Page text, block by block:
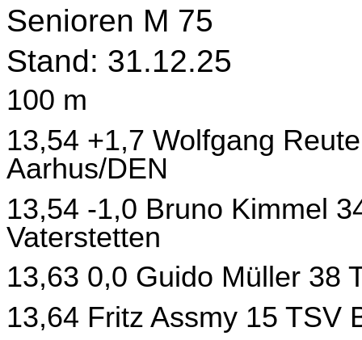
Senioren M 75
Stand: 31.12.25
100 m
13,54 +1,7 Wolfgang
Aarhus/DEN
13,54 -1,0 Bruno Kimmel
Vaterstetten
13,63 0,0 Guido Müller 38
13,64 Fritz Assmy 15 TSV